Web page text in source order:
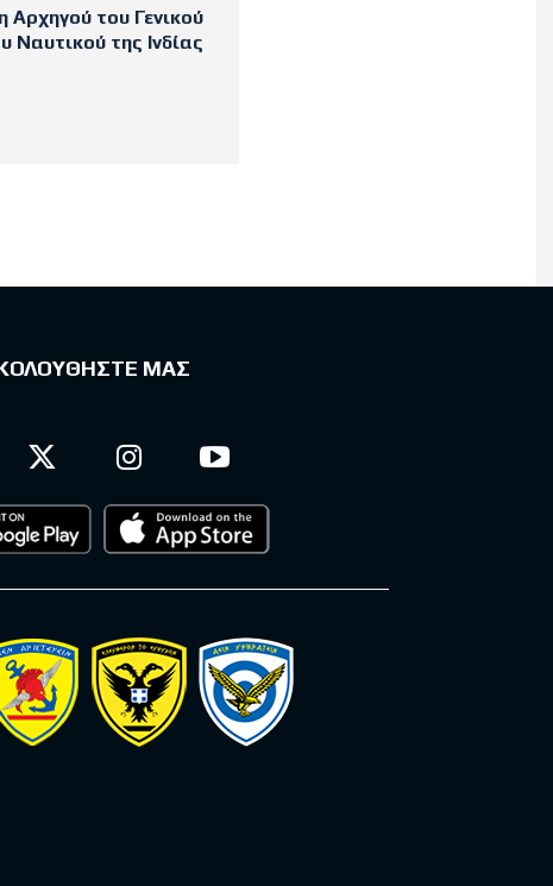
του Γενικού
Ναυτικού της Ινδίας
ΜΑΣ